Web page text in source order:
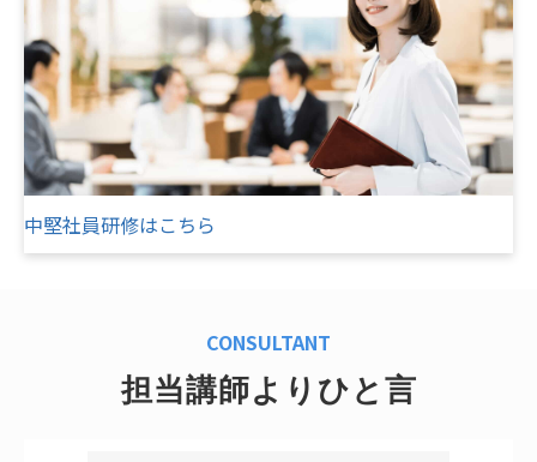
中堅社員研修はこちら
CONSULTANT
担当講師よりひと言